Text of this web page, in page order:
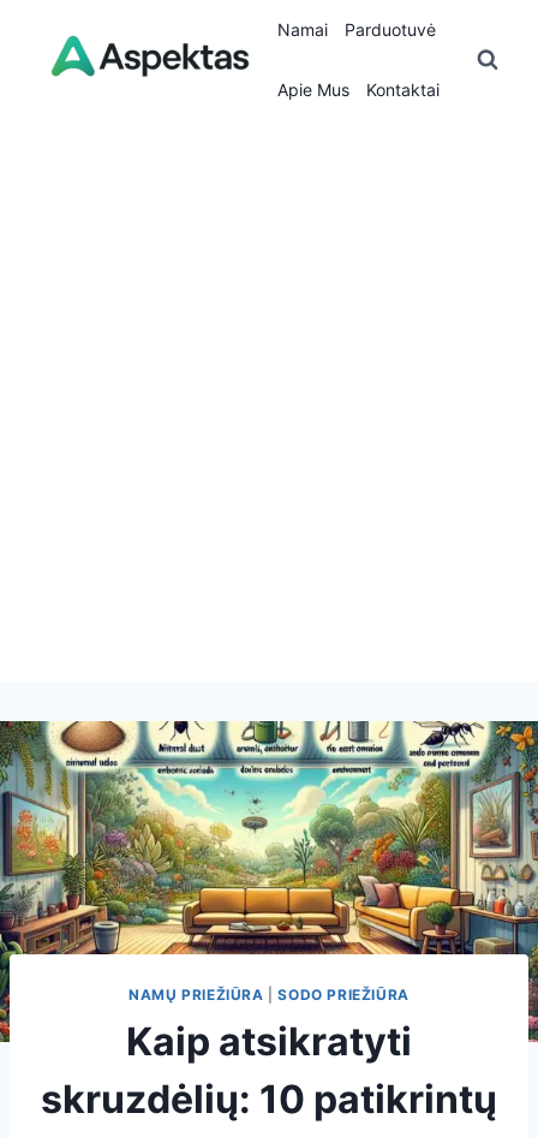
content
Namai Parduotuvė
Apie Mus Kontaktai
NAMŲ PRIEŽIŪRA |SODO PRIEŽIŪRA
Kaip atsikratyti
skruzdėlių: 10 patikrintų